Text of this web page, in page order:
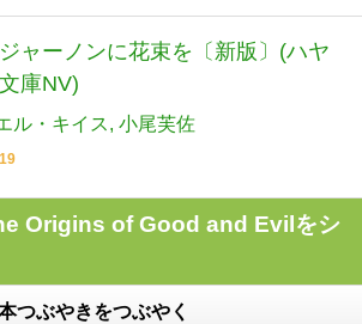
ャーノンに花束を〔新版〕(ハヤ
庫NV)
ル・キイス 小尾芙佐
Origins of Good and Evilをシ
つぶやきをつぶやく